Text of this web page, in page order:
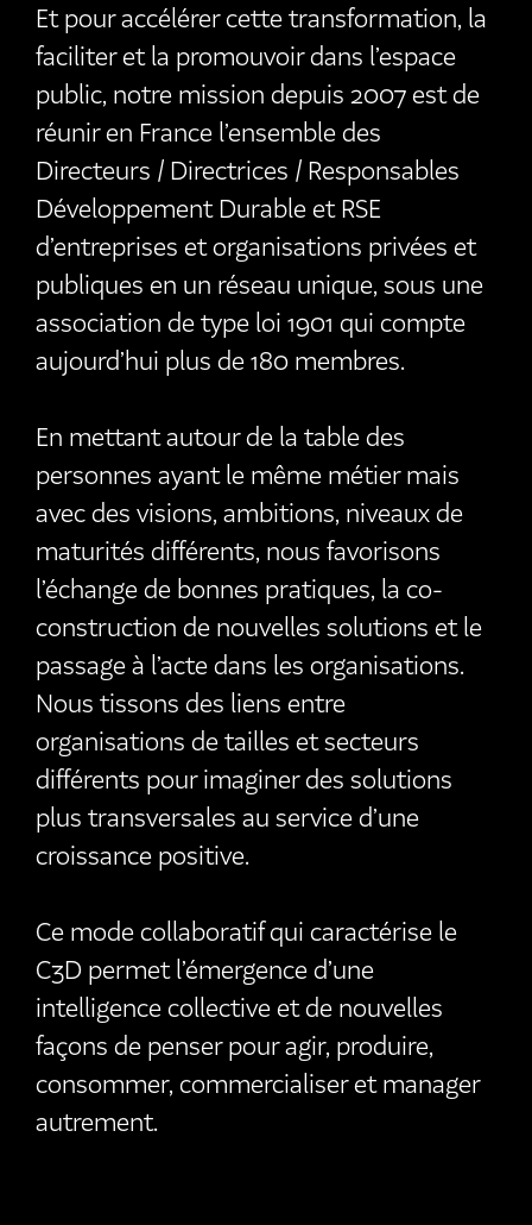
Et pour accélérer cette transformation, la
faciliter et la promouvoir dans l’espace
public, notre mission depuis 2007 est de
réunir en France l’ensemble des
Directeurs / Directrices / Responsables
Développement Durable et RSE
d’entreprises et organisations privées et
publiques en un réseau unique, sous une
association de type loi 1901 qui compte
aujourd’hui plus de 180 membres.
En mettant autour de la table des
personnes ayant le même métier mais
avec des visions, ambitions, niveaux de
maturités différents, nous favorisons
l’échange de bonnes pratiques, la co-
construction de nouvelles solutions et le
passage à l’acte dans les organisations.
Nous tissons des liens entre
organisations de tailles et secteurs
différents pour imaginer des solutions
plus transversales au service d’une
croissance positive.
Ce mode collaboratif qui caractérise le
C3D permet l’émergence d’une
intelligence collective et de nouvelles
façons de penser pour agir, produire,
consommer, commercialiser et manager
autrement.